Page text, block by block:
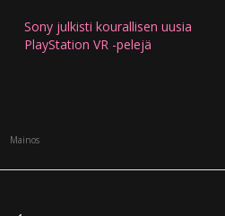
Sony julkisti kourallisen uusia
PlayStation VR -pelejä
Mainos